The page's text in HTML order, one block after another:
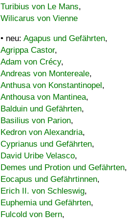
Turibius von Le Mans,
Wilicarus von Vienne
• neu: Agapus und Gefährten,
Agrippa Castor,
Adam von Crécy,
Andreas von Montereale,
Anthusa von Konstantinopel,
Anthousa von Mantinea,
Balduin und Gefährten,
Basilius von Parion,
Kedron von Alexandria,
Cyprianus und Gefährten,
David Uribe Velasco,
Demes und Protion und Gefährten,
Eocapus und Gefährtinnen,
Erich II. von Schleswig,
Euphemia und Gefährten,
Fulcold von Bern,